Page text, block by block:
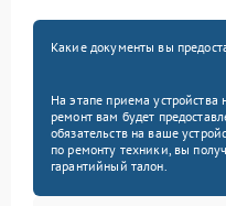
Какие документы вы
На этапе приема
ремонт вам будет
обязательств на ваше
по ремонту техники, вы
гарантийный талон.